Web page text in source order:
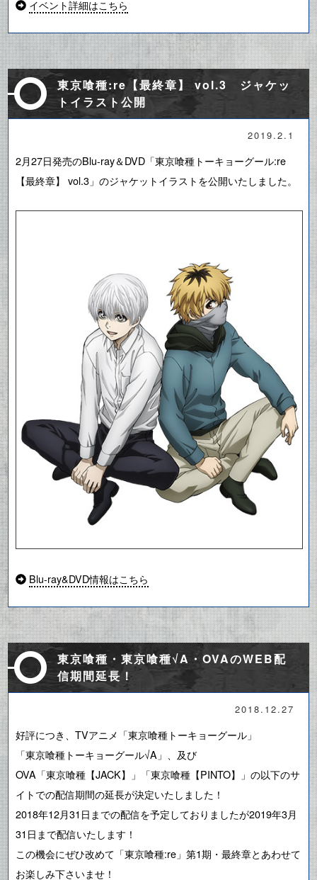
イベント詳細はこちら
東京喰種:re【最終章】 vol.3 ジャケッ
トイラスト公開
2019.2.1
2月27日発売のBlu-ray＆DVD「東京喰種トーキョーグール:re
【最終章】 vol.3」のジャケットイラストを公開いたしました。
Blu-ray&DVD情報はこちら
東京喰種・東京喰種√A・OVAのWEB配
信期間延長！
2018.12.27
好評につき、TVアニメ 「東京喰種トーキョーグール」
「東京喰種トーキョーグール√A」、 及び
OVA「東京喰種【JACK】」
「東京喰種【PINTO】」の以下のサ
イトでの配信期間の延長が決定いたしました！
2018年12月31日までの配信を予定しておりましたが2019年3月
31日まで配信いたします！
この機会にぜひ改めて「東京喰種:re」第1期・最終章とあわせて
お楽しみ下さいませ！